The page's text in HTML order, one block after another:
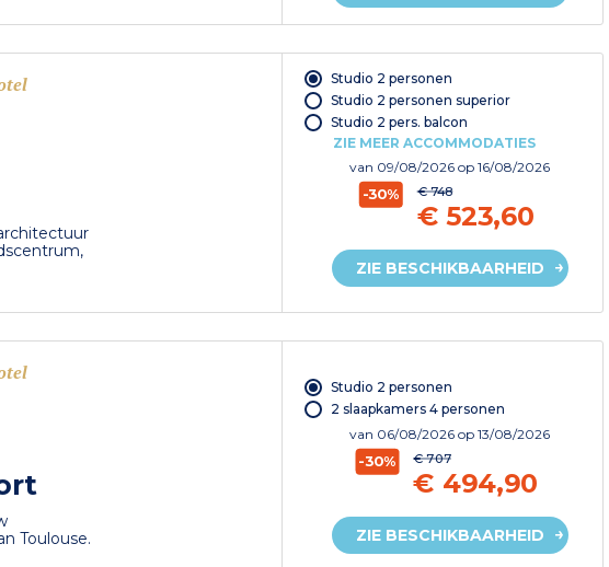
Studio 2 personen
Studio 2 personen superior
Studio 2 pers. balcon
ZIE MEER ACCOMMODATIES
van 09/08/2026op 16/08/2026
-30% € 748
€ 523,60
ZIE BESCHIKBAARHEID
Toulouse.
Studio 2 personen
2 slaapkamers 4 personen
van 06/08/2026op 13/08/2026
-30% € 707
€ 494,90
ZIE BESCHIKBAARHEID